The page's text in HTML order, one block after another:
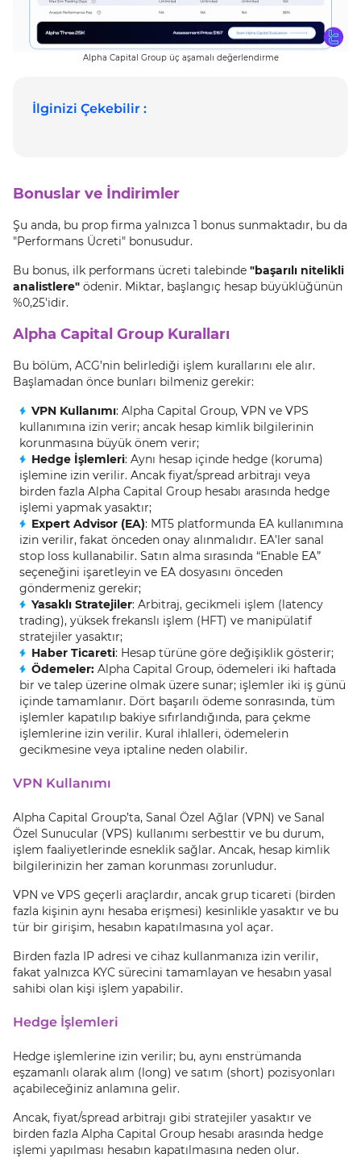
Alpha Capital Group üç aşamalı değerlendirme
İlginizi Çekebilir :
Bonuslar ve İndirimler
Şu anda, bu prop firma yalnızca 1 bonus sunmaktadır, bu da
"Performans Ücreti" bonusudur.
Bu bonus, ilk performans ücreti talebinde "başarılı nitelikli
analistlere" ödenir. Miktar, başlangıç hesap büyüklüğünün
%0,25'idir.
Alpha Capital Group Kuralları
Bu bölüm, ACG’nin belirlediği işlem kurallarını ele alır.
Başlamadan önce bunları bilmeniz gerekir:
VPN Kullanımı: Alpha Capital Group, VPN ve VPS
kullanımına izin verir; ancak hesap kimlik bilgilerinin
korunmasına büyük önem verir;
Hedge İşlemleri: Aynı hesap içinde hedge (koruma)
işlemine izin verilir. Ancak fiyat/spread arbitrajı veya
birden fazla Alpha Capital Group hesabı arasında hedge
işlemi yapmak yasaktır;
Expert Advisor (EA): MT5 platformunda EA kullanımına
izin verilir, fakat önceden onay alınmalıdır. EA’ler sanal
stop loss kullanabilir. Satın alma sırasında “Enable EA”
seçeneğini işaretleyin ve EA dosyasını önceden
göndermeniz gerekir;
Yasaklı Stratejiler: Arbitraj, gecikmeli işlem (latency
trading), yüksek frekanslı işlem (HFT) ve manipülatif
stratejiler yasaktır;
Haber Ticareti: Hesap türüne göre değişiklik gösterir;
Ödemeler: Alpha Capital Group, ödemeleri iki haftada
bir ve talep üzerine olmak üzere sunar; işlemler iki iş günü
içinde tamamlanır. Dört başarılı ödeme sonrasında, tüm
işlemler kapatılıp bakiye sıfırlandığında, para çekme
işlemlerine izin verilir. Kural ihlalleri, ödemelerin
gecikmesine veya iptaline neden olabilir.
VPN Kullanımı
Alpha Capital Group’ta, Sanal Özel Ağlar (VPN) ve Sanal
Özel Sunucular (VPS) kullanımı serbesttir ve bu durum,
işlem faaliyetlerinde esneklik sağlar. Ancak, hesap kimlik
bilgilerinizin her zaman korunması zorunludur.
VPN ve VPS geçerli araçlardır, ancak grup ticareti (birden
fazla kişinin aynı hesaba erişmesi) kesinlikle yasaktır ve bu
tür bir girişim, hesabın kapatılmasına yol açar.
Birden fazla IP adresi ve cihaz kullanmanıza izin verilir,
fakat yalnızca KYC sürecini tamamlayan ve hesabın yasal
sahibi olan kişi işlem yapabilir.
Hedge İşlemleri
Hedge işlemlerine izin verilir; bu, aynı enstrümanda
eşzamanlı olarak alım (long) ve satım (short) pozisyonları
açabileceğiniz anlamına gelir.
Ancak, fiyat/spread arbitrajı gibi stratejiler yasaktır ve
birden fazla Alpha Capital Group hesabı arasında hedge
işlemi yapılması hesabın kapatılmasına neden olur.